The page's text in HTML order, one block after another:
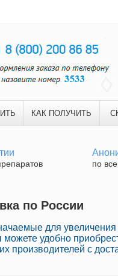
КАК ПОЛУЧИТЬ
по
по России
для
удобно
производителей с